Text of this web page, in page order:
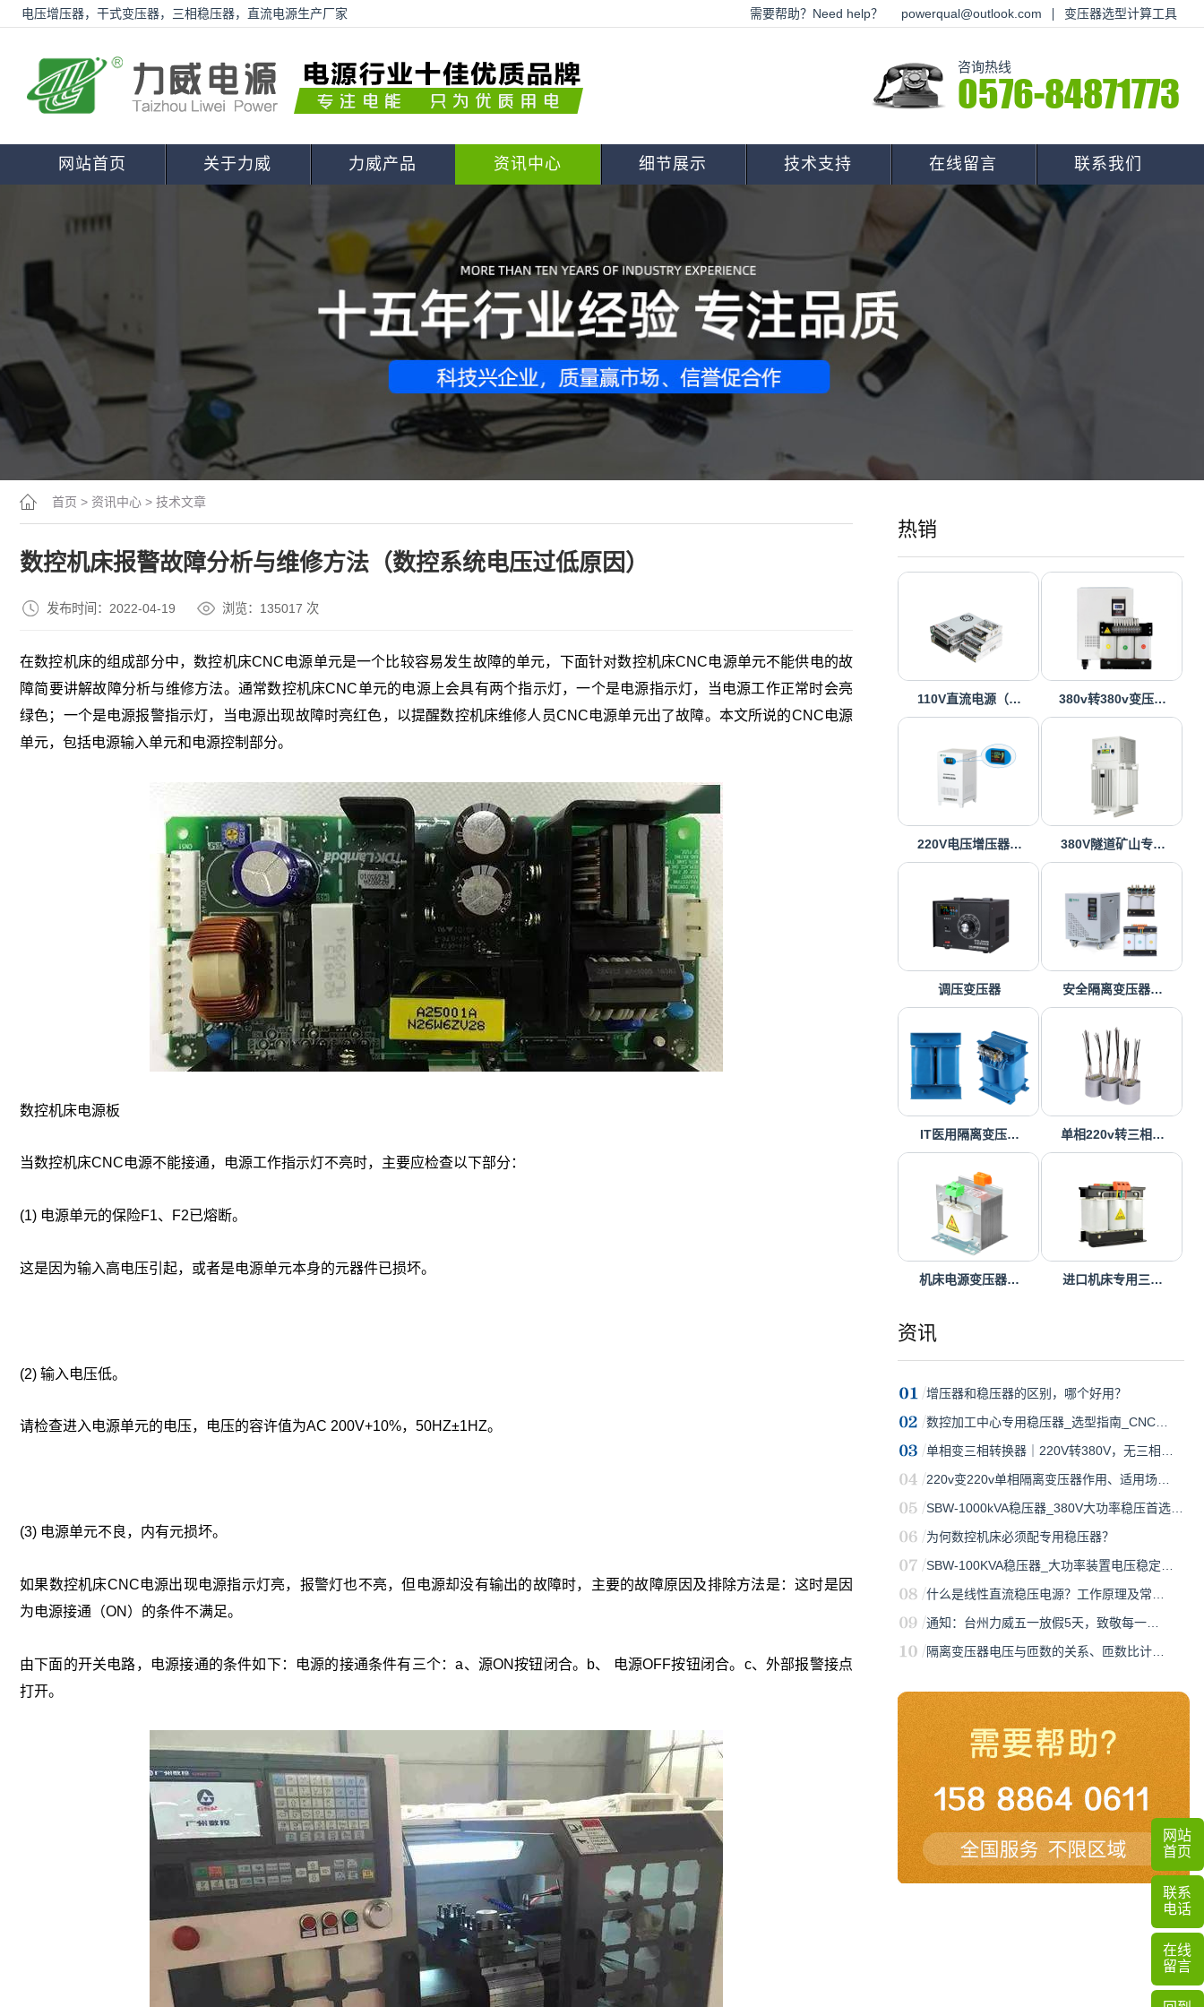
电压增压器，干式变压器，三相稳压器，直流电源生产厂家 需要帮助？Need help？ powerqual@outlook.com 变压器选型计算工具
咨询热线
0576-84871773
网站首页 关于力威 力威产品 资讯中心 细节展示 技术支持 在线留言 联系我们
热销
110V直流电源（… 380v转380v变压…
220V电压增压器… 380V隧道矿山专…
调压变压器 安全隔离变压器…
IT医用隔离变压… 单相220v转三相…
机床电源变压器… 进口机床专用三…
资讯
增压器和稳压器的区别，哪个好用？
数控加工中心专用稳压器_选型指南_CNC…
单相变三相转换器｜220V转380V，无三相…
220v变220v单相隔离变压器作用、适用场…
SBW-1000kVA稳压器_380V大功率稳压首选…
为何数控机床必须配专用稳压器？
SBW-100KVA稳压器_大功率装置电压稳定…
什么是线性直流稳压电源？工作原理及常…
通知：台州力威五一放假5天，致敬每一…
隔离变压器电压与匝数的关系、匝数比计…
首页 > 资讯中心 > 技术文章
数控机床报警故障分析与维修方法（数控系统电压过低原因）
发布时间：2022-04-19 浏览：135017 次
在数控机床的组成部分中，数控机床CNC电源单元是一个比较容易发生故障的单元，下面针对数控机床CNC电源单元不能供电的故
障简要讲解故障分析与维修方法。通常数控机床CNC单元的电源上会具有两个指示灯，一个是电源指示灯，当电源工作正常时会亮
绿色；一个是电源报警指示灯，当电源出现故障时亮红色，以提醒数控机床维修人员CNC电源单元出了故障。本文所说的CNC电源
单元，包括电源输入单元和电源控制部分。
数控机床电源板
当数控机床CNC电源不能接通，电源工作指示灯不亮时，主要应检查以下部分：
(1) 电源单元的保险F1、F2已熔断。
这是因为输入高电压引起，或者是电源单元本身的元器件已损坏。
(2) 输入电压低。
请检查进入电源单元的电压，电压的容许值为AC 200V+10%，50HZ±1HZ。
(3) 电源单元不良，内有元损坏。
如果数控机床CNC电源出现电源指示灯亮，报警灯也不亮，但电源却没有输出的故障时，主要的故障原因及排除方法是：这时是因
为电源接通（ON）的条件不满足。
由下面的开关电路，电源接通的条件如下：电源的接通条件有三个：a、源ON按钮闭合。b、 电源OFF按钮闭合。c、外部报警接点
打开。
网站
首页
联系
电话
在线
留言